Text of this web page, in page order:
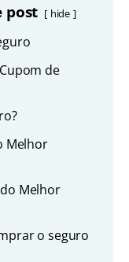
post hide
de
Melhor
Melhor
o seguro